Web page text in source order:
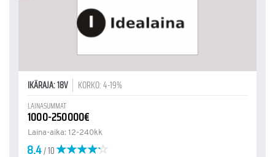
IKÄRAJA: 18V KORKO: 4-19%
LAINASUMMAT
1000-250000€
Laina-aika: 12-240kk
8.4/ 10